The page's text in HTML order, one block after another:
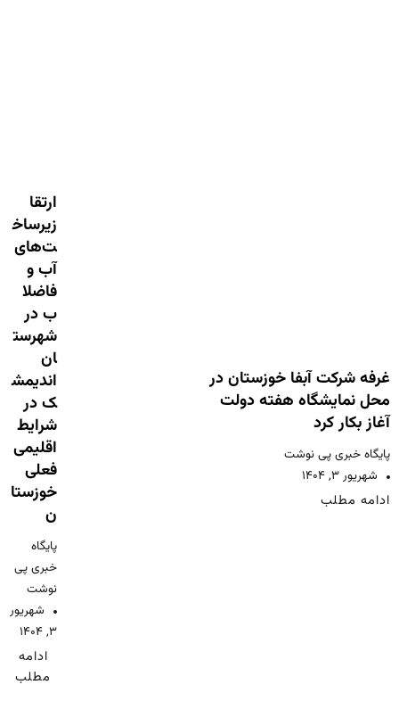
غرفه شرکت آبفا خوزستان در
محل نمایشگاه هفته دولت
آغاز بکار کرد
پایگاه خبری پی نوشت
شهریور ۳, ۱۴۰۴
ادامه مطلب
ارتقا
زیرساخ
ت‌های
آب و
فاضلا
ب در
شهرست
ان
اندیمش
ک در
شرایط
اقلیمی
فعلی
خوزستا
ن
پایگاه
خبری پی
نوشت
شهریور
۳, ۱۴۰۴
ادامه
مطلب